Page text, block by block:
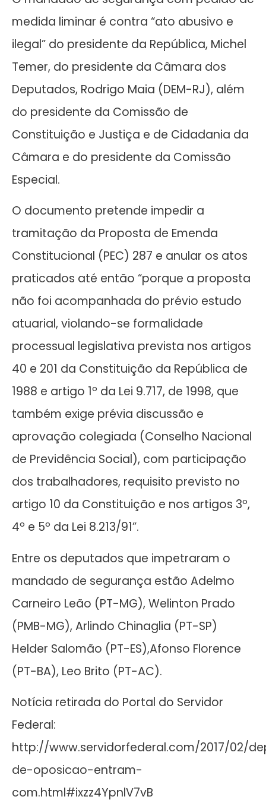
medida liminar é contra “ato abusivo e
ilegal” do presidente da República, Michel
Temer, do presidente da Câmara dos
Deputados, Rodrigo Maia (DEM-RJ), além
do presidente da Comissão de
Constituição e Justiça e de Cidadania da
Câmara e do presidente da Comissão
Especial.
O documento pretende impedir a
tramitação da Proposta de Emenda
Constitucional (PEC) 287 e anular os atos
praticados até então “porque a proposta
não foi acompanhada do prévio estudo
atuarial, violando-se formalidade
processual legislativa prevista nos artigos
40 e 201 da Constituição da República de
1988 e artigo 1º da Lei 9.717, de 1998, que
também exige prévia discussão e
aprovação colegiada (Conselho Nacional
de Previdência Social), com participação
dos trabalhadores, requisito previsto no
artigo 10 da Constituição e nos artigos 3º,
4º e 5º da Lei 8.213/91”.
Entre os deputados que impetraram o
mandado de segurança estão Adelmo
Carneiro Leão (PT-MG), Welinton Prado
(PMB-MG), Arlindo Chinaglia (PT-SP)
Helder Salomão (PT-ES),Afonso Florence
(PT-BA), Leo Brito (PT-AC).
Notícia retirada do Portal do Servidor
Federal:
http://www.servidorfederal.com/2017/02/
de-oposicao-entram-
com.html#ixzz4YpnlV7vB